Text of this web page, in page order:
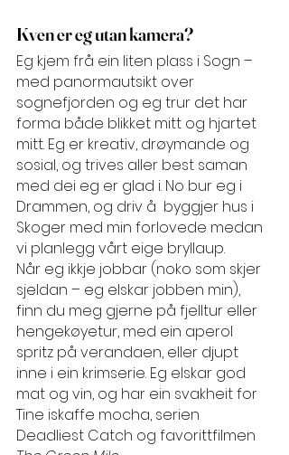
Kven er eg utan kamera?
Eg kjem frå ein liten plass i Sogn –
med panormautsikt over
sognefjorden og eg trur det har
forma både blikket mitt og hjartet
mitt. Eg er kreativ, drøymande og
sosial, og trives aller best saman
med dei eg er glad i. No bur eg i
Drammen, og driv å  byggjer hus i
Skoger med min forlovede medan
vi planlegg vårt eige bryllaup.
Når eg ikkje jobbar (noko som skjer
sjeldan – eg elskar jobben min),
finn du meg gjerne på fjelltur eller
hengekøyetur, med ein aperol
spritz på verandaen, eller djupt
inne i ein krimserie. Eg elskar god
mat og vin, og har ein svakheit for
Tine iskaffe mocha, serien
Deadliest Catch og favorittfilmen